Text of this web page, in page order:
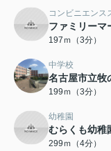
コンビニエンス
ファミリーマ
197ｍ（3分）
中学校
名古屋市立牧
199ｍ（3分）
幼稚園
むらくも幼稚
299ｍ（4分）